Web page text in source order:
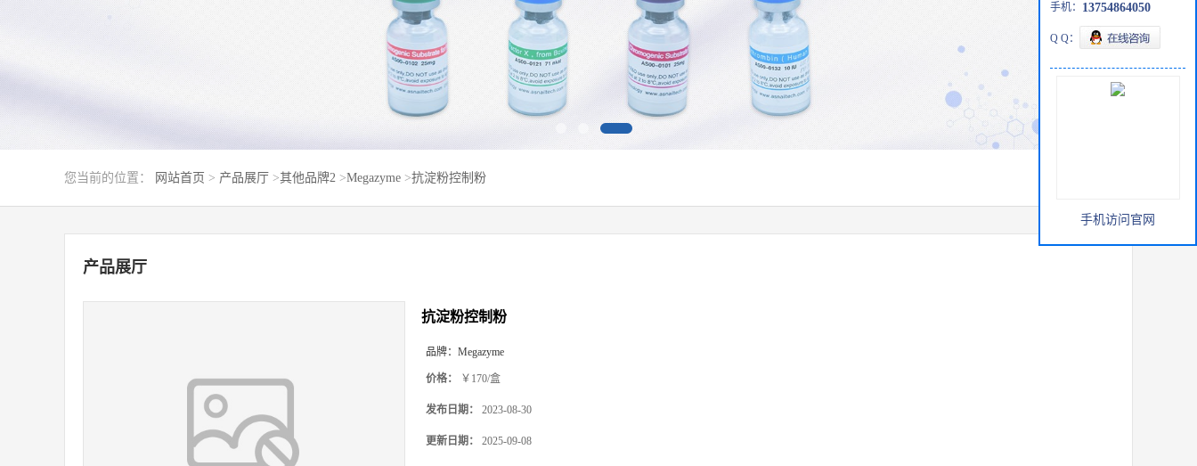
您当前的位置： 网站首页 > 产品展厅 >其他品牌2 >Megazyme >抗淀粉控制粉
产品展厅
抗淀粉控制粉
品牌： Megazyme
价格： ￥170/盒
发布日期： 2023-08-30
更新日期： 2025-09-08
手机： 13754864050
Q Q：
手机访问官网